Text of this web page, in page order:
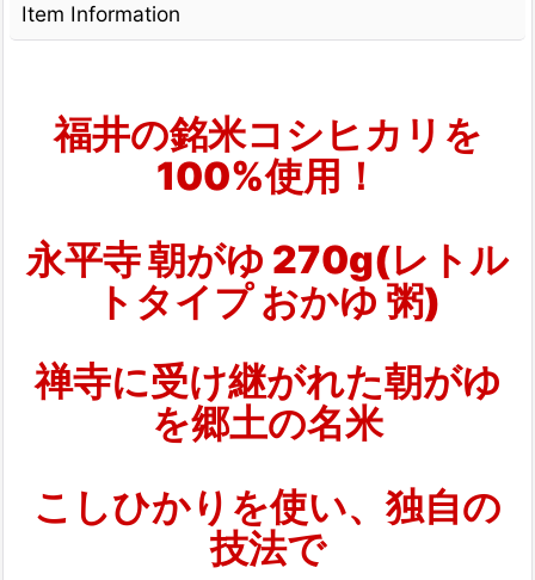
Item Information
福井の銘米コシヒカリを
100%使用！
永平寺 朝がゆ 270g(レトル
トタイプ おかゆ 粥)
禅寺に受け継がれた朝がゆ
を郷土の名米
こしひかりを使い、独自の
技法で